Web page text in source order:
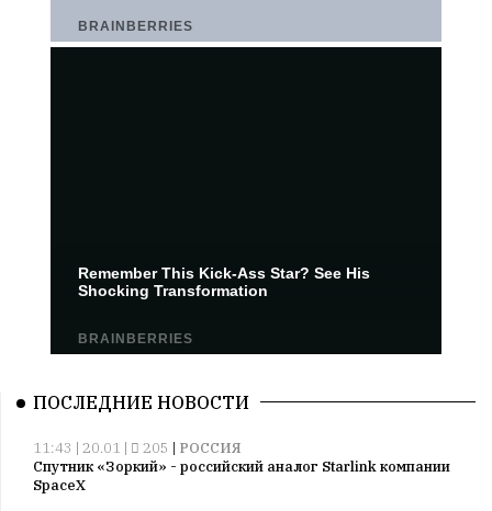
ПОСЛЕДНИЕ НОВОСТИ
11:43 | 20.01 | 205 | РОССИЯ
Спутник «Зоркий» - российский аналог Starlink компании
SpaceX